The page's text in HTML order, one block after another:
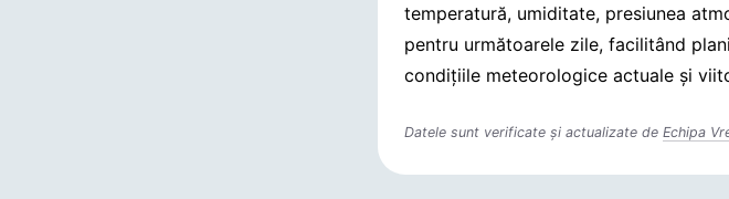
temperatură, umiditate, presiunea
pentru următoarele zile, facilitând
condițiile meteorologice actuale și
Datele sunt verificate și actualizate deEchipa